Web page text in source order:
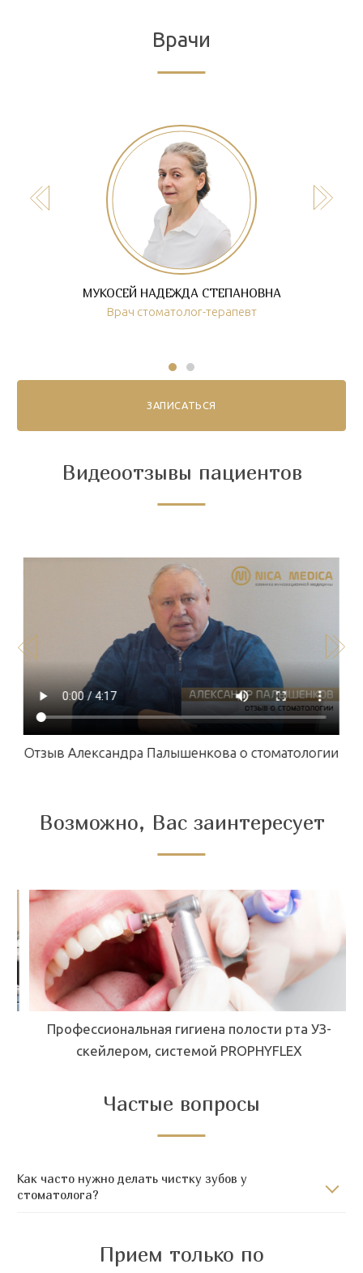
Врачи
МУКОСЕЙ НАДЕЖДА СТЕПАНОВНА
Врач стоматолог-терапевт
ЗАПИСАТЬСЯ
Видеоотзывы пациентов
Отзыв Александра Палышенкова о стоматологии
Возможно, Вас заинтересует
Профессиональная гигиена полости рта УЗ-
скейлером, системой PROPHYFLEX
Частые вопросы
Как часто нужно делать чистку зубов у
стоматолога?
Прием только по